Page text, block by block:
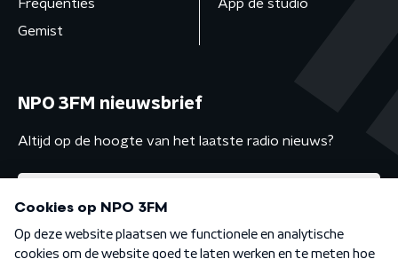
Frequenties
Gemist
App de studio
NPO 3FM nieuwsbrief
Altijd op de hoogte van het laatste radio nieuws?